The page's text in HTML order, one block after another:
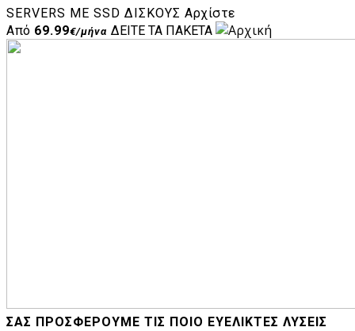
SERVERS ΜΕ SSD ΔΊΣΚΟΥΣ Αρχίστε
Από 69.99€/μήνα ΔΕΊΤΕ ΤΑ ΠΑΚΈΤΑ
ΣΑΣ ΠΡΟΣΦΈΡΟΥΜΕ ΤΙΣ ΠΟΙΟ ΕΥΈΛΙΚΤΕΣ ΛΎΣΕΙΣ